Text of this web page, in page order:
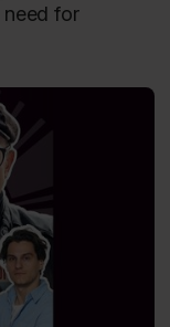
need for